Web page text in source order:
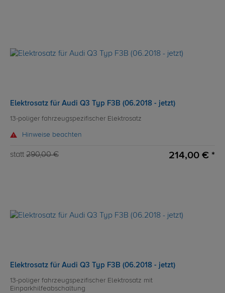
Elektrosatz für Audi Q3 Typ F3B (06.2018 - jetzt)
13-poliger fahrzeugspezifischer Elektrosatz
Hinweise beachten
statt 290,00 € 214,00 € *
Elektrosatz für Audi Q3 Typ F3B (06.2018 - jetzt)
13-poliger fahrzeugspezifischer Elektrosatz mit
Einparkhilfeabschaltung